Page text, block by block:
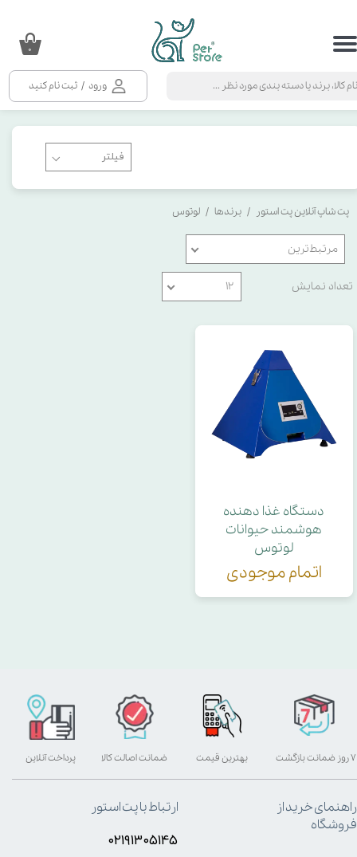
ورود / ثبت نام کنید
حساب کاربری من
سفارشات
۰
پت شاپ آنلاین پت استور برندها لوتوس
مرتبط‌ترین
تعداد نمایش ۱۲
دستگاه غذا دهنده
هوشمند حیوانات
لوتوس
اتمام موجودی
بهترین قیمت پرداخت آنلاین ۷ روز ضمانت بازگشت ضمانت اصالت کالا
راهنمای خرید از
فروشگاه
ارتباط با پت استور
۰۲۱۹۱۳۰۵۱۴۵